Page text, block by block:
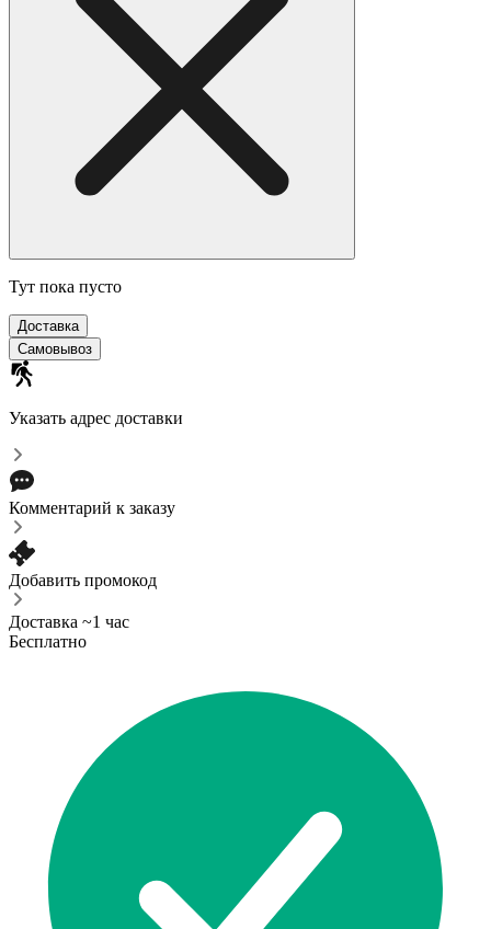
Тут пока пусто
Доставка
Самовывоз
Указать адрес доставки
Комментарий к заказу
Добавить промокод
Доставка ~1 час
Бесплатно